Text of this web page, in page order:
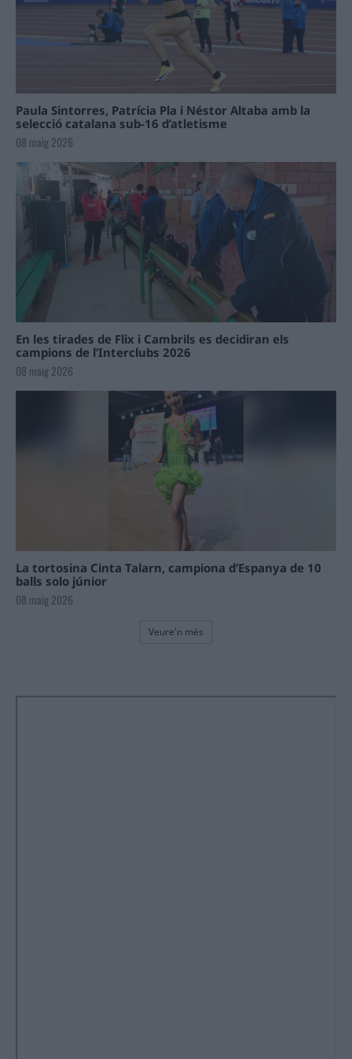
Paula Sintorres, Patrícia Pla i Néstor Altaba amb la
selecció catalana sub-16 d’atletisme
08 maig 2026
En les tirades de Flix i Cambrils es decidiran els
campions de l’Interclubs 2026
08 maig 2026
La tortosina Cinta Talarn, campiona d’Espanya de 10
balls solo júnior
08 maig 2026
Veure'n més